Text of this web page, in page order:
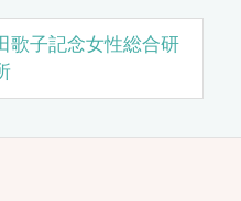
歌子記念女性総合研